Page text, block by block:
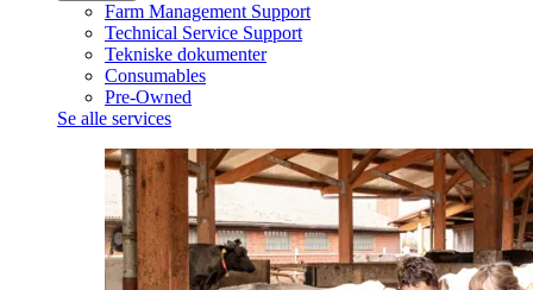
Farm Management Support
Technical Service Support
Tekniske dokumenter
Consumables
Pre-Owned
Se alle services